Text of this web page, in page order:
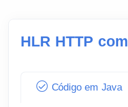
HLR HTTP com
Código em Java